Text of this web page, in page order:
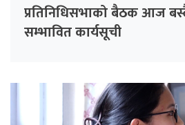
प्रतिनिधिसभाको बैठक आज
सम्भावित कार्यसूची